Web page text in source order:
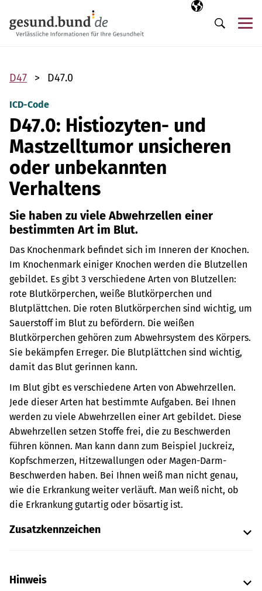
Ausgewählte
DE
Suche
D47 D47.0
ICD-Code
D47.0: Histiozyten- und
Mastzelltumor unsicheren
oder unbekannten
Verhaltens
Sie haben zu viele Abwehrzellen einer
bestimmten Art im Blut.
Das Knochenmark befindet sich im Inneren der Knochen.
Im Knochenmark einiger Knochen werden die Blutzellen
gebildet. Es gibt 3 verschiedene Arten von Blutzellen:
rote Blutkörperchen, weiße Blutkörperchen und
Blutplättchen. Die roten Blutkörperchen sind wichtig, um
Sauerstoff im Blut zu befördern. Die weißen
Blutkörperchen gehören zum Abwehrsystem des Körpers.
Sie bekämpfen Erreger. Die Blutplättchen sind wichtig,
damit das Blut gerinnen kann.
Im Blut gibt es verschiedene Arten von Abwehrzellen.
Jede dieser Arten hat bestimmte Aufgaben. Bei Ihnen
werden zu viele Abwehrzellen einer Art gebildet. Diese
Abwehrzellen setzen Stoffe frei, die zu Beschwerden
führen können. Man kann dann zum Beispiel Juckreiz,
Kopfschmerzen, Hitzewallungen oder Magen-Darm-
Beschwerden haben. Bei Ihnen weiß man nicht genau,
wie die Erkrankung weiter verläuft. Man weiß nicht, ob
die Erkrankung gutartig oder bösartig ist.
Zusatzkennzeichen
Hinweis